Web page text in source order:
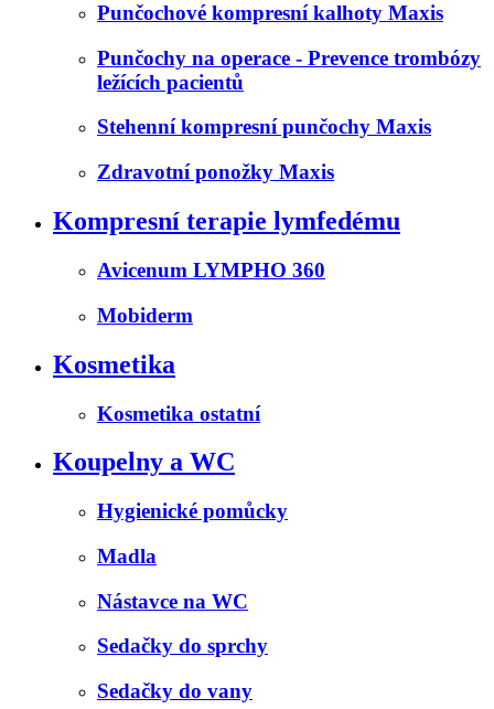
Punčochové kompresní kalhoty Maxis
Punčochy na operace - Prevence trombózy
ležících pacientů
Stehenní kompresní punčochy Maxis
Zdravotní ponožky Maxis
Kompresní terapie lymfedému
Avicenum LYMPHO 360
Mobiderm
Kosmetika
Kosmetika ostatní
Koupelny a WC
Hygienické pomůcky
Madla
Nástavce na WC
Sedačky do sprchy
Sedačky do vany